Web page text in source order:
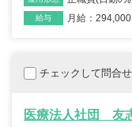
給与 月給：294,000
チェックして問合
医療法人社団 友